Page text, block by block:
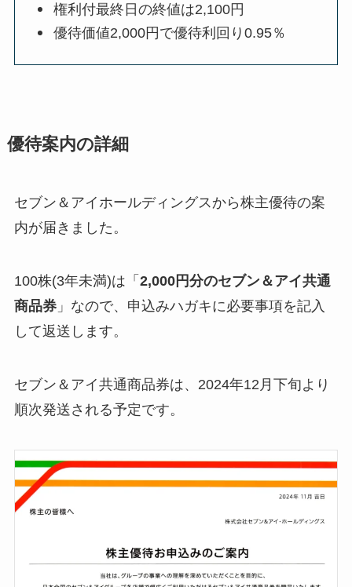
権利付最終日の終値は2,100円
優待価値2,000円で優待利回り0.95％
優待案内の詳細
セブン＆アイホールディングスから株主優待の案
内が届きました。
100株(3年未満)は「 2,000円分のセブン＆アイ共通
商品券」なので、申込みハガキに必要事項を記入
して返送します。
セブン＆アイ共通商品券は、2024年12月下旬より
順次発送される予定です。